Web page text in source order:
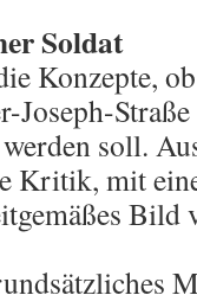
Soldat
Konzepte,
Joseph-
soll.
Kritik, mit